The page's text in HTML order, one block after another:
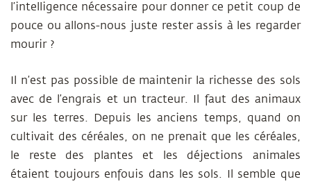
l’intelligence nécessaire pour donner ce petit coup de
pouce ou allons-nous juste rester assis à les regarder
mourir ?
Il n’est pas possible de maintenir la richesse des sols
avec de l’engrais et un tracteur. Il faut des animaux
sur les terres. Depuis les anciens temps, quand on
cultivait des céréales, on ne prenait que les céréales,
le reste des plantes et les déjections animales
étaient toujours enfouis dans les sols. Il semble que